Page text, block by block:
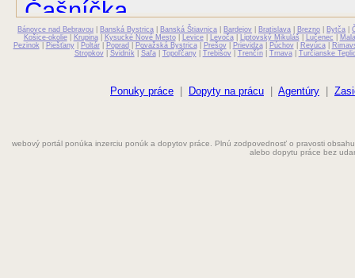
Čašníčka
Čašník
Farmaceut
Grafik
Bánovce nad Bebravou Banská Bystrica Banská Štiavnica Bardejov Bratislava Brezno Bytča |
Košice-okolie| Krupina| Kysucké Nové Mesto| Levice| Levoča| Liptovský Mikuláš Lučenec
Pezinok
Piešťany| Poltár| Poprad Považská Bystrica| Prešov| Prievidza| Púchov| Revúca|
Stropkov| Svidník Šaľa| Topoľčany| Trebišov| Trenčín| Trnava| Turčianske
Ponuky práce Dopyty na prácu Agentúry
webový portál ponúka inzerciu ponúk a dopytov práce. Plnú zodpovednosť o pravosti
alebo dopytu práce bez